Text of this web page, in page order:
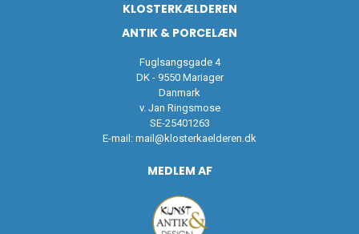
KLOSTERKÆLDEREN
ANTIK & PORCELÆN
Fuglsangsgade 4
DK - 9550 Mariager
Danmark
v. Jan Ringsmose
SE-25401263
E-mail: mail@klosterkaelderen.dk
MEDLEM AF